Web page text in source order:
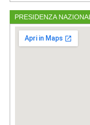
PRESIDENZA